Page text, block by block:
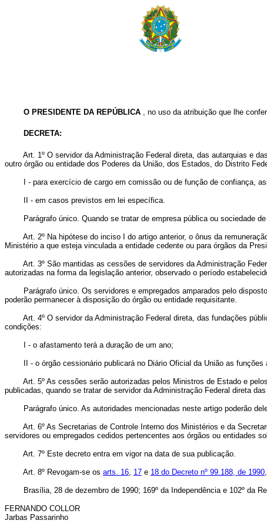
O PRESIDENTE DA REPÚBLICA , no uso da atribuição que lhe
DECRETA:
Art. 1º O servidor da Administração Federal direta, das autarquias e
outro órgão ou entidade dos Poderes da União, dos Estados, do Distrito
I - para exercício de cargo em comissão ou de função de confiança,
II - em casos previstos em lei específica.
Parágrafo único. Quando se tratar de empresa pública ou sociedade de
Art. 2º Na hipótese do inciso I do artigo anterior, o ônus da
Ministério a que esteja vinculada a entidade cedente ou para órgãos da
Art. 3º São mantidas as cessões de servidores da Administração
autorizadas na forma da legislação anterior, observado o período
Parágrafo único. Os servidores e empregados amparados pelo disposto
poderão permanecer à disposição do órgão ou entidade requisitante.
Art. 4º O servidor da Administração Federal direta, das fundações
condições:
I - o afastamento terá a duração de um ano;
II - o órgão cessionário publicará no Diário Oficial da União as funções
Art. 5º As cessões serão autorizadas pelos Ministros de Estado e pelos
publicadas, quando se tratar de servidor da Administração Federal direta
Parágrafo único. As autoridades mencionadas neste artigo poderão
Art. 6º As Secretarias de Controle Interno dos Ministérios e da
servidores ou empregados cedidos pertencentes aos órgãos ou entidades
Art. 7º Este decreto entra em vigor na data de sua publicação.
Art. 8º Revogam-se os arts. 16 17 e 18 do Decreto nº 99.188, de 1990
Brasília, 28 de dezembro de 1990; 169º da Independência e 102º da
FERNANDO COLLOR
Jarbas Passarinho